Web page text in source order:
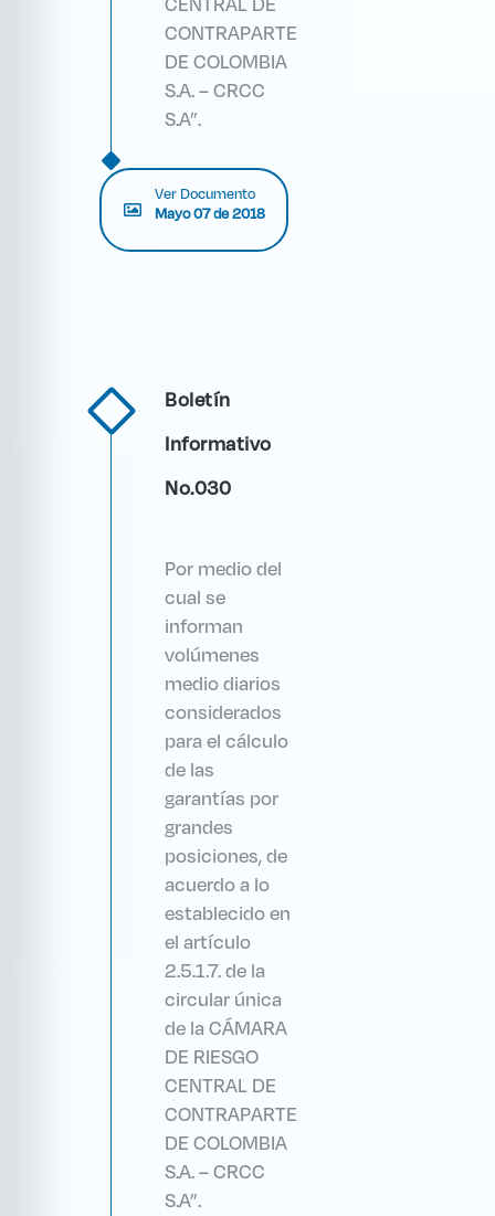
CONTRAPARTE
DE COLOMBIA
S.A. – CRCC
S.A”.
Ver Documento
Mayo 07 de 2018
Boletín
Informativo
No.030
Por medio del
cual se
informan
volúmenes
medio diarios
considerados
para el cálculo
de las
garantías por
grandes
posiciones, de
acuerdo a lo
establecido en
el artículo
2.5.1.7. de la
circular única
de la CÁMARA
DE RIESGO
CENTRAL DE
CONTRAPARTE
DE COLOMBIA
S.A. – CRCC
S.A”.